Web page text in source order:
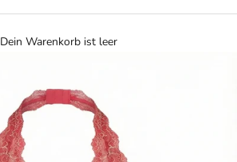
Dein Warenkorb ist leer